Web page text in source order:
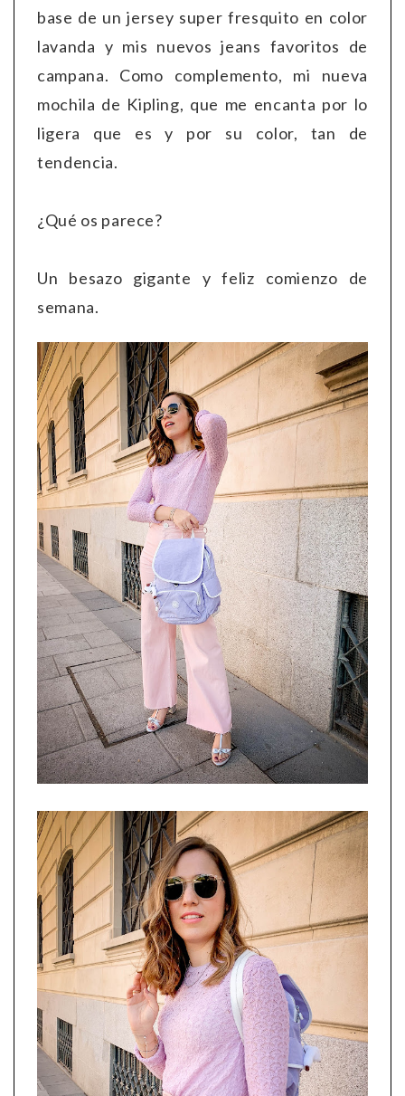
base de un jersey super fresquito en color
lavanda y mis nuevos jeans favoritos de
campana. Como complemento, mi nueva
mochila de Kipling, que me encanta por lo
ligera que es y por su color, tan de
tendencia.
¿Qué os parece?
Un besazo gigante y feliz comienzo de
semana.